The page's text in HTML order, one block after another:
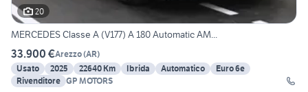
20
MERCEDES Classe A (V177) A 180 Automatic AM...
33.900 €Arezzo(AR)
Usato
2025 22640 Km Ibrida Automatico
Euro 6e
Rivenditore GP MOTORS